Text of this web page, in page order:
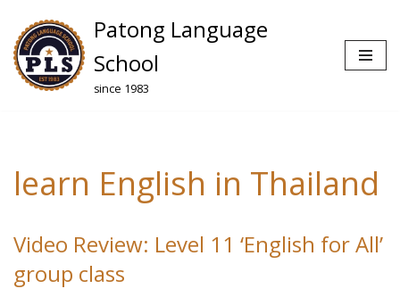
Skip
to
content
Patong Language
School
since 1983
learn English in Thailand
Video Review: Level 11 ‘English for All’
group class